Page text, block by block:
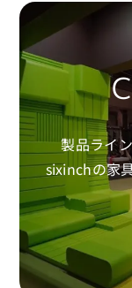
当社は利用
責任を負いか
■ 同意につい
CADデータの
約に同意し
製品ライ
sixinchの家